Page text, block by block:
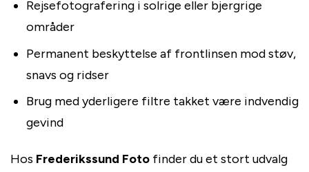
Rejsefotografering i solrige eller bjergrige
områder
Permanent beskyttelse af frontlinsen mod støv,
snavs og ridser
Brug med yderligere filtre takket være indvendig
gevind
Hos Frederikssund Foto finder du et stort udvalg